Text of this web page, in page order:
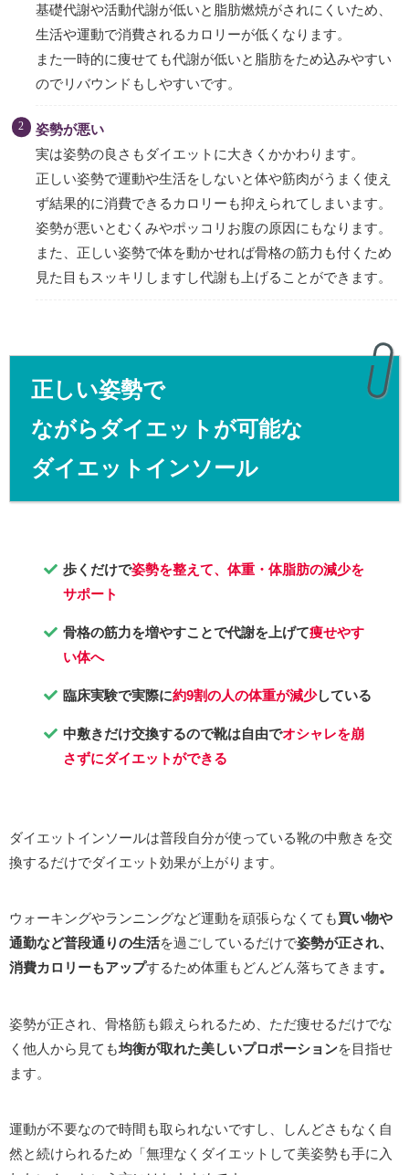
基礎代謝や活動代謝が低いと脂肪燃焼がされにくいため、
生活や運動で消費されるカロリーが低くなります。
また一時的に痩せても代謝が低いと脂肪をため込みやすい
のでリバウンドもしやすいです。
姿勢が悪い
実は姿勢の良さもダイエットに大きくかかわります。
正しい姿勢で運動や生活をしないと体や筋肉がうまく使え
ず結果的に消費できるカロリーも抑えられてしまいます。
姿勢が悪いとむくみやポッコリお腹の原因にもなります。
また、正しい姿勢で体を動かせれば骨格の筋力も付くため
見た目もスッキリしますし代謝も上げることができます。
正しい姿勢で
ながらダイエットが可能な
ダイエットインソール
歩くだけで姿勢を整えて、 体重・体脂肪の減少を
サポート
骨格の筋力を増やすことで代謝を上げて痩せやす
い体へ
臨床実験で実際に約9割の人の体重が減少している
中敷きだけ交換するので靴は自由でオシャレを崩
さずにダイエットができる
ダイエットインソールは普段自分が使っている靴の中敷きを交
換するだけでダイエット効果が上がります。
ウォーキングやランニングなど運動を頑張らなくても買い物や
通勤など普段通りの生活を過ごしているだけで姿勢が正され、
消費カロリーもアップするため体重もどんどん落ちてきます。
姿勢が正され、骨格筋も鍛えられるため、ただ痩せるだけでな
く他人から見ても均衡が取れた美しいプロポーションを目指せ
ます。
運動が不要なので時間も取られないですし、しんどさもなく自
然と続けられるため「無理なくダイエットして美姿勢も手に入